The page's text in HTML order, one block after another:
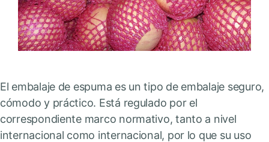
El embalaje de espuma es un tipo de embalaje seguro,
cómodo y práctico. Está regulado por el
correspondiente marco normativo, tanto a nivel
internacional como internacional, por lo que su uso